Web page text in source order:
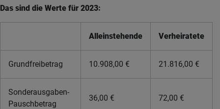
Das sind die Werte für 2023:
Alleinstehende Verheiratete
Grundfreibetrag 10.908,00 € 21.816,00 €
Sonderausgaben-
Pauschbetrag
36,00 € 72,00 €